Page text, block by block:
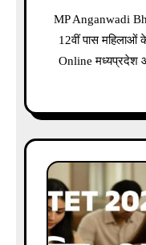
MP Anganwadi Bharti 2026: 2548 पदों पर बंपर भर्ती –
12वीं पास
Online मध्यप्रदेश